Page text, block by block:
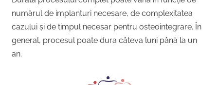
numărul de implanturi necesare, de complexitatea
cazului și de timpul necesar pentru osteointegrare. În
general, procesul poate dura câteva luni până la un
an.